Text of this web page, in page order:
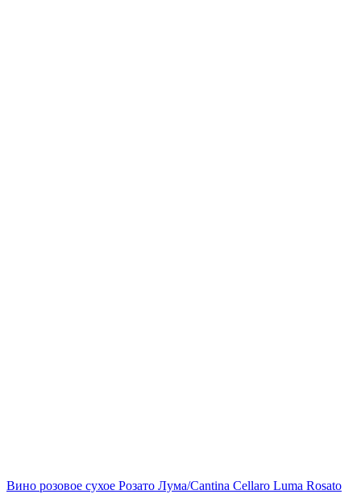
Вино розовое сухое Розато Лума/Cantina Cellaro Luma Rosato